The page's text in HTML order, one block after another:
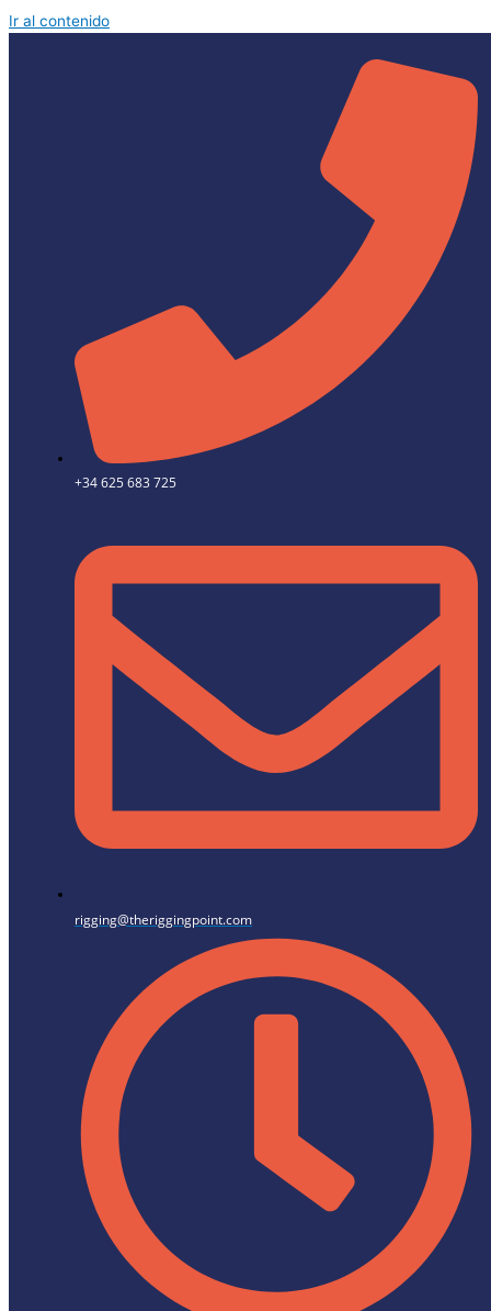
Ir al contenido
+34 625 683 725
rigging@theriggingpoint.com